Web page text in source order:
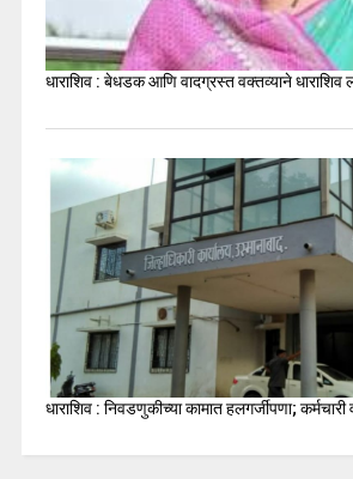
धाराशिव : बेधडक आणि वादग्रस्त वक्तव्याने
धाराशिव : निवडणुकीच्या कामात हलगर्जीपणा;